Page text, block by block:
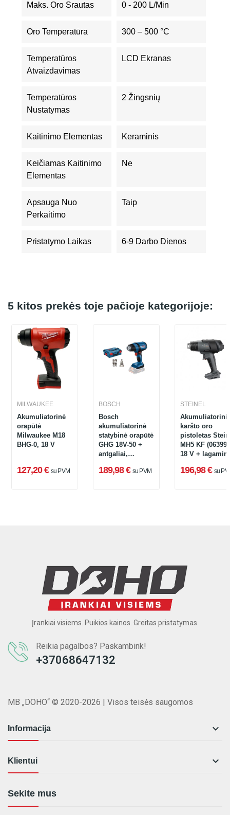
Maks. Oro Srautas 0 - 200 L/min
Oro Temperatūra 300 – 500 °C
Temperatūros
Atvaizdavimas
LCD Ekranas
Temperatūros
Nustatymas
2 Žingsnių
Kaitinimo Elementas Keraminis
Keičiamas Kaitinimo
Elementas
Ne
Apsauga Nuo
Perkaitimo
Taip
Pristatymo Laikas 6-9 Darbo Dienos
5 kitos prekės toje pačioje kategorijoje:
MILWAUKEE
Akumuliatorinė
orapūtė
Milwaukee M18
BHG-0, 18 V
127,20 € su PVM
BOSCH
Bosch
akumuliatorinė
statybinė orapūtė
GHG 18V-50 +
antgaliai,
189,98 € su PVM
STEINEL
karšto oro
pistoletas
MH5 KF
18 V +
196,98 € su
Įrankiai visiems. Puikios kainos. Greitas pristatymas.
Reikia pagalbos? Paskambink!
+37068647132
MB „DOHO“ © 2020-2026 | Visos teisės saugomos
Informacija 
Klientui 
Sekite mus